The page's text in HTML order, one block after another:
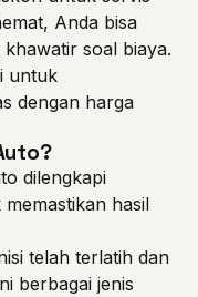
Anda bisa
soal biaya.
untuk
dengan harga
dilengkapi
hasil
telah terlatih dan
berbagai jenis